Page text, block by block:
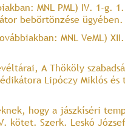
MNL PML) IV. 1-g.
bebörtönzése
MNL VeML)
A Thököly
Lipóczy Miklós és
hogy a jászkíséri
kötet. Szerk. Leskó